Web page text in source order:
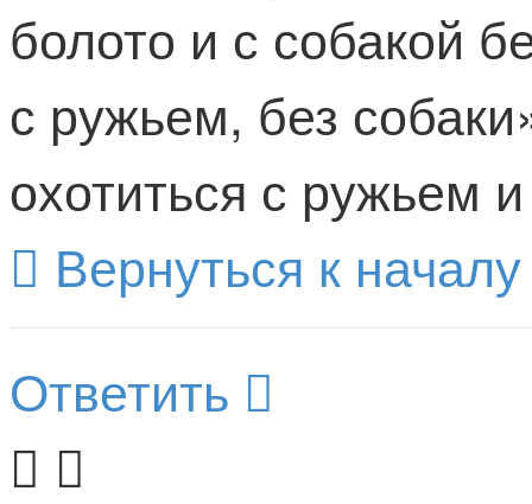
болото и с собакой
с ружьем, без
охотиться с ружьем
Вернуться к началу
Ответить